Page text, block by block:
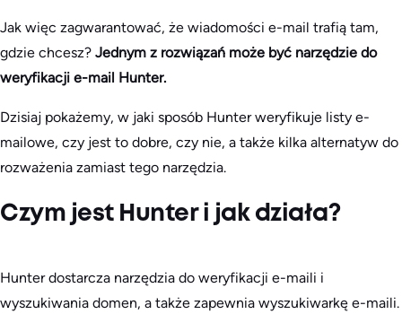
Jak więc zagwarantować, że wiadomości e-mail trafią tam,
gdzie chcesz? Jednym z rozwiązań może być narzędzie do
weryfikacji e-mail Hunter.
Dzisiaj pokażemy, w jaki sposób Hunter weryfikuje listy e-
mailowe, czy jest to dobre, czy nie, a także kilka alternatyw do
rozważenia zamiast tego narzędzia.
Czym jest Hunter i jak działa?
Hunter dostarcza narzędzia do weryfikacji e-maili i
wyszukiwania domen, a także zapewnia wyszukiwarkę e-maili.